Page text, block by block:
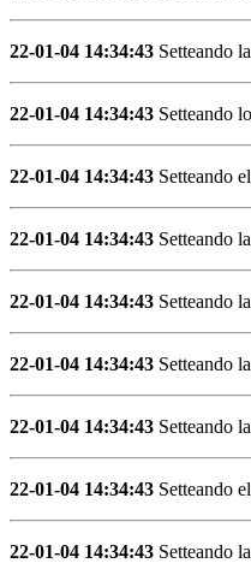
22-01-04 14:34:43 Setteando
22-01-04 14:34:43 Setteando
22-01-04 14:34:43 Setteando
22-01-04 14:34:43 Setteando
22-01-04 14:34:43 Setteando
22-01-04 14:34:43 Setteando
22-01-04 14:34:43 Setteando
22-01-04 14:34:43 Setteando
22-01-04 14:34:43 Setteando